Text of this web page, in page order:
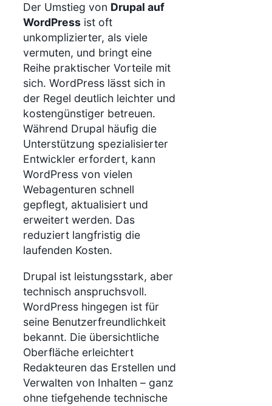
Der Umstieg von Drupal auf
WordPress ist oft
unkomplizierter, als viele
vermuten, und bringt eine
Reihe praktischer Vorteile mit
sich. WordPress lässt sich in
der Regel deutlich leichter und
kostengünstiger betreuen.
Während Drupal häufig die
Unterstützung spezialisierter
Entwickler erfordert, kann
WordPress von vielen
Webagenturen schnell
gepflegt, aktualisiert und
erweitert werden. Das
reduziert langfristig die
laufenden Kosten.
Drupal ist leistungsstark, aber
technisch anspruchsvoll.
WordPress hingegen ist für
seine Benutzerfreundlichkeit
bekannt. Die übersichtliche
Oberfläche erleichtert
Redakteuren das Erstellen und
Verwalten von Inhalten – ganz
ohne tiefgehende technische